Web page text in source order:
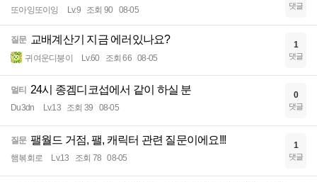
또아잉또이잉 Lv.9 조회 90 08-05 댓글
질문 교배계산기 지금 에러있나요?
귀여운디붕이 Lv.60 조회 66 08-05
1
댓글
멀티 24시 종겜디코섭에서 같이 하실 분
Du3dn Lv.13 조회 39 08-05
0
댓글
질문 팰월드 거점, 팰, 캐릭터 관련 질문이에요!!!
햄볶회로 Lv.13 조회 78 08-05
1
댓글